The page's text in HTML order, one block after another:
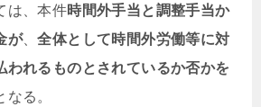
は、本件時間外手当と調整手当か
が、全体として時間外労働等に対
われるものとされているか否かを
なる。